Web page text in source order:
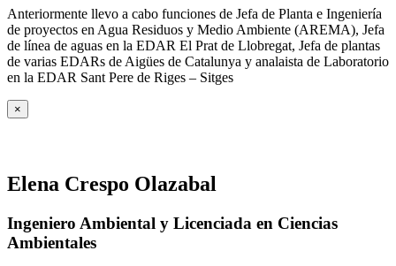
Anteriormente llevo a cabo funciones de Jefa de Planta e Ingeniería
de proyectos en Agua Residuos y Medio Ambiente (AREMA), Jefa
de línea de aguas en la EDAR El Prat de Llobregat, Jefa de plantas
de varias EDARs de Aigües de Catalunya y analaista de Laboratorio
en la EDAR Sant Pere de Riges – Sitges
×
Elena Crespo Olazabal
Ingeniero Ambiental y Licenciada en Ciencias
Ambientales